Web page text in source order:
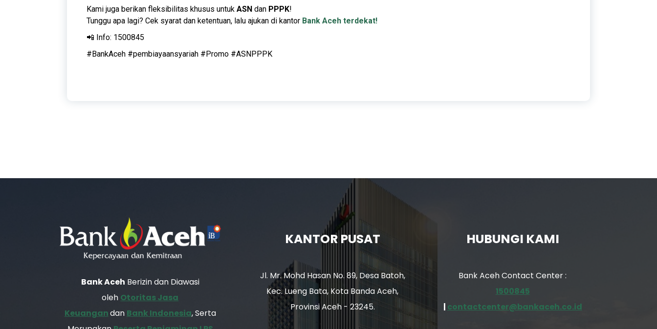
​Kami juga berikan fleksibilitas khusus untuk ASN dan PPPK!
​Tunggu apa lagi? Cek syarat dan ketentuan, lalu ajukan di kantor Bank Aceh terdekat!
📲 Info: 1500845
​#BankAceh #pembiayaansyariah #Promo #ASNPPPK
Bank Aceh Berizin dan Diawasi
oleh Otoritas Jasa
Keuangandan Bank Indonesia, Serta
KANTOR PUSAT
Jl. Mr. Mohd Hasan No. 89, Desa Batoh,
Kec. Lueng Bata, Kota Banda Aceh,
Provinsi Aceh - 23245.
HUBUNGI KAMI
Bank Aceh Contact Center :
1500845
| contactcenter@bankaceh.co.id